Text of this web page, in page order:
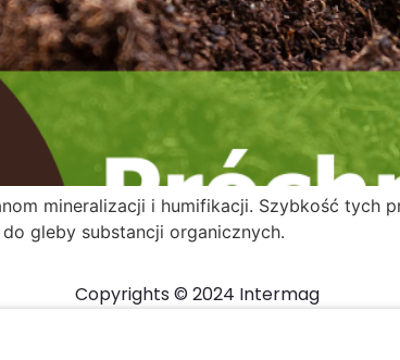
mineralizacji i humifikacji. Szybkość tych
gleby substancji organicznych.
Copyrights © 2024 Intermag